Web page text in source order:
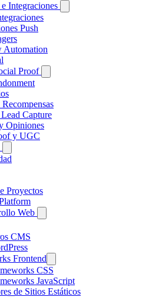
Integraciones
Push
Automation
Proof
Capture
Opiniones
y UGC
Proyectos
Web
CMS
Frontend
CSS
JavaScript
de Sitios Estáticos